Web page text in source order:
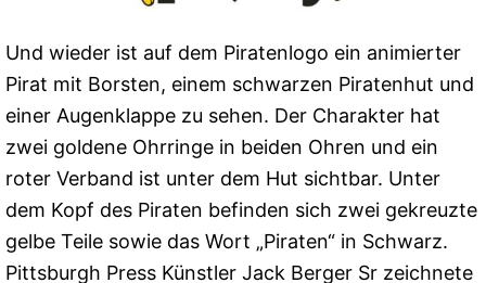
Und wieder ist auf dem Piratenlogo ein animierter
Pirat mit Borsten, einem schwarzen Piratenhut und
einer Augenklappe zu sehen. Der Charakter hat
zwei goldene Ohrringe in beiden Ohren und ein
roter Verband ist unter dem Hut sichtbar. Unter
dem Kopf des Piraten befinden sich zwei gekreuzte
gelbe Teile sowie das Wort „Piraten“ in Schwarz.
Pittsburgh Press Künstler Jack Berger Sr zeichnete